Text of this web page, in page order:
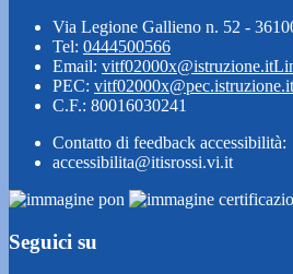
Via Legione Gallieno n. 52 -
Tel: 0444500566
Email: vitf02000x@istruzione.it
PEC: vitf02000x@pec.istruzione.it
C.F.: 80016030241
Contatto di feedback accessibilità:
accessibilita@itisrossi.vi.it
Seguici su